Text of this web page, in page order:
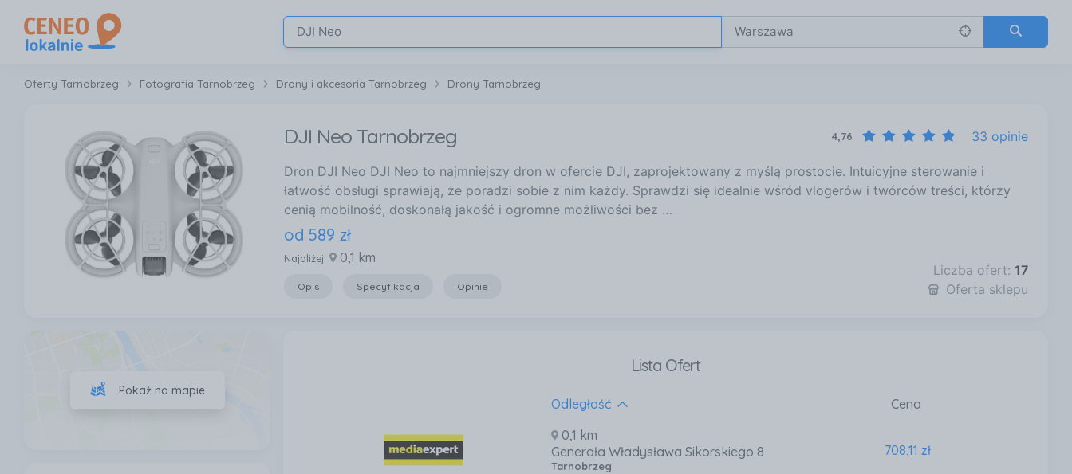
Oferty Tarnobrzeg Fotografia Tarnobrzeg Drony i akcesoria Tarnobrzeg Drony Tarnobrzeg
DJI Neo Tarnobrzeg 4,76 33 opinie
Dron DJI Neo DJI Neo to najmniejszy dron w ofercie DJI, zaprojektowany z myślą prostocie. Intuicyjne sterowanie i
łatwość obsługi sprawiają, że poradzi sobie z nim każdy. Sprawdzi się idealnie wśród vlogerów i twórców treści, którzy
cenią mobilność, doskonałą jakość i ogromne możliwości bez …
od 589 zł
Najbliżej: 0,1 km
Opis Specyfikacja Opinie
Liczba ofert: 17
Oferta sklepu
Lista Ofert
Odległość
Cena
0,1 km
Generała Władysława Sikorskiego 8
Tarnobrzeg
708,11 zł
Pokaż na mapie